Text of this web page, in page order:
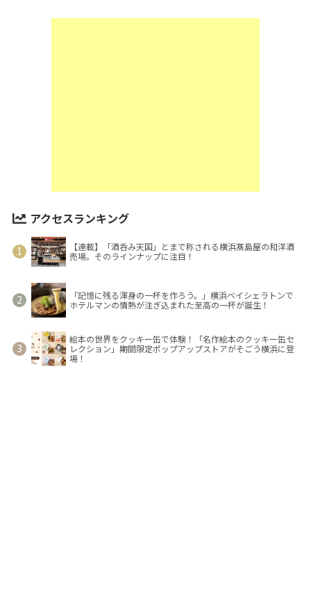
アクセスランキング
【連載】「酒呑み天国」とまで称される横浜髙島屋の和洋酒
売場。そのラインナップに注目！
「記憶に残る渾身の一杯を作ろう。」横浜ベイシェラトンで
ホテルマンの情熱が注ぎ込まれた至高の一杯が誕生！
絵本の世界をクッキー缶で体験！「名作絵本のクッキー缶セ
レクション」期間限定ポップアップストアがそごう横浜に登
場！